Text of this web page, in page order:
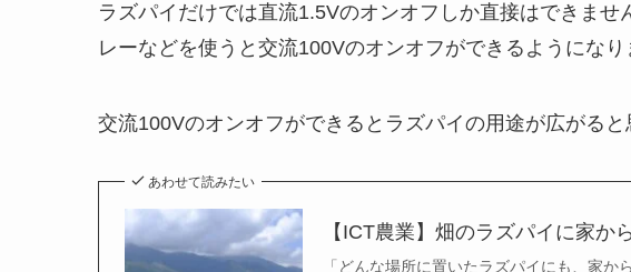
ラズパイだけでは直流1.5Vのオンオフしか直接はできま
レーなどを使うと交流100Vのオンオフができるようになり
交流100Vのオンオフができるとラズパイの用途が広がると
あわせて読みたい
【ICT農業】畑のラズパイに家か
「どんな場所に置いたラズパイにも、家